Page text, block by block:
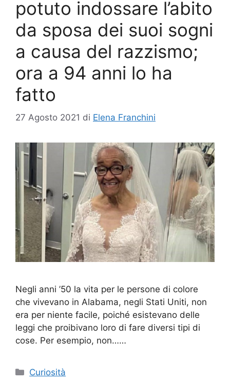
potuto indossare l’abito
da sposa dei suoi sogni
a causa del razzismo;
ora a 94 anni lo ha
fatto
27 Agosto 2021 di Elena Franchini
Negli anni ’50 la vita per le persone di colore
che vivevano in Alabama, negli Stati Uniti, non
era per niente facile, poiché esistevano delle
leggi che proibivano loro di fare diversi tipi di
cose. Per esempio, non……
Categorie
Curiosità